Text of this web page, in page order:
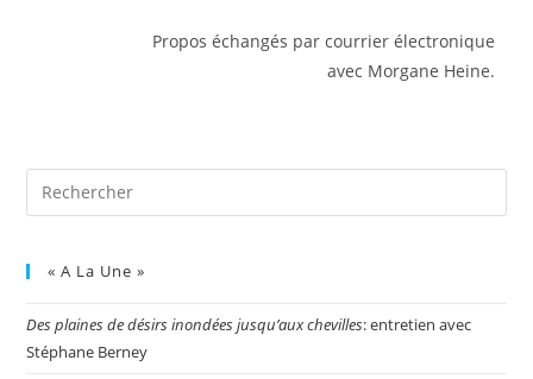
Propos échangés par courrier électronique
avec Morgane Heine.
« A La Une »
Des plaines de désirs inondées jusqu’aux chevilles: entretien avec
Stéphane Berney